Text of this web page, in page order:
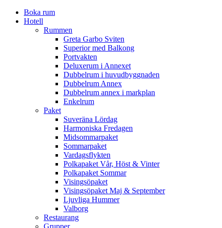
Boka rum
Hotell
Rummen
Greta Garbo Sviten
Superior med Balkong
Portvakten
Deluxerum i Annexet
Dubbelrum i huvudbyggnaden
Dubbelrum Annex
Dubbelrum annex i markplan
Enkelrum
Paket
Suveräna Lördag
Harmoniska Fredagen
Midsommarpaket
Sommarpaket
Vardagsflykten
Polkapaket Vår, Höst & Vinter
Polkapaket Sommar
Visingsöpaket
Visingsöpaket Maj & September
Ljuvliga Hummer
Valborg
Restaurang
Grupper